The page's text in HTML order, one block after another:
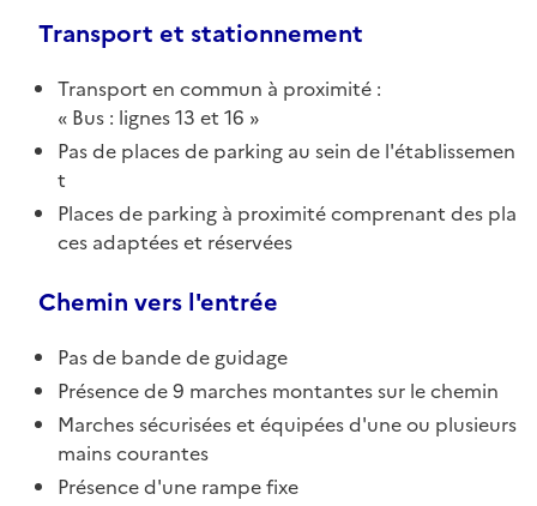
Transport et stationnement
Transport en commun à proximité :
Bus : lignes 13 et 16
Pas de places de parking au sein de l'établissemen
t
Places de parking à proximité comprenant des pla
ces adaptées et réservées
Chemin vers l'entrée
Pas de bande de guidage
Présence de 9 marches montantes sur le chemin
Marches sécurisées et équipées d'une ou plusieurs
mains courantes
Présence d'une rampe fixe